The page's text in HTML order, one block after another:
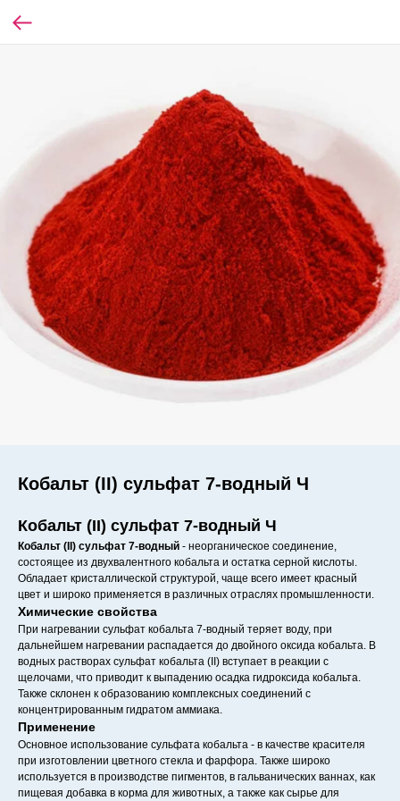
Кобальт (II) сульфат 7-водный Ч
Кобальт (II) сульфат 7-водный Ч
Кобальт (II) сульфат 7-водный - неорганическое соединение,
состоящее из двухвалентного кобальта и остатка серной кислоты.
Обладает кристаллической структурой, чаще всего имеет красный
цвет и широко применяется в различных отраслях промышленности.
Химические свойства
При нагревании сульфат кобальта 7-водный теряет воду, при
дальнейшем нагревании распадается до двойного оксида кобальта. В
водных растворах сульфат кобальта (II) вступает в реакции с
щелочами, что приводит к выпадению осадка гидроксида кобальта.
Также склонен к образованию комплексных соединений с
концентрированным гидратом аммиака.
Применение
Основное использование сульфата кобальта - в качестве красителя
при изготовлении цветного стекла и фарфора. Также широко
используется в производстве пигментов, в гальванических ваннах, как
пищевая добавка в корма для животных, а также как сырье для